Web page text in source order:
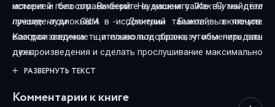
момент и без ограничений. На нашем сайте вы найдёте
лучшие аудиокниги в исполнении талантливых чтецов.
Каждая озвучка тщательно подобрана, чтобы передать
дух произведения и сделать прослушивание максимально
комфортным. Новинки и классика, фантастика и драма,
каждый нашёл книгу по душе.
историей голосом. Выберите аудиокнигу"Как Путин стал
президентом США - Дмитрий Быков", включите
воспроизведение - и позвольте рассказу изменить ваш
день.
РАЗВЕРНУТЬ ТЕКСТ
Комментарии к книге